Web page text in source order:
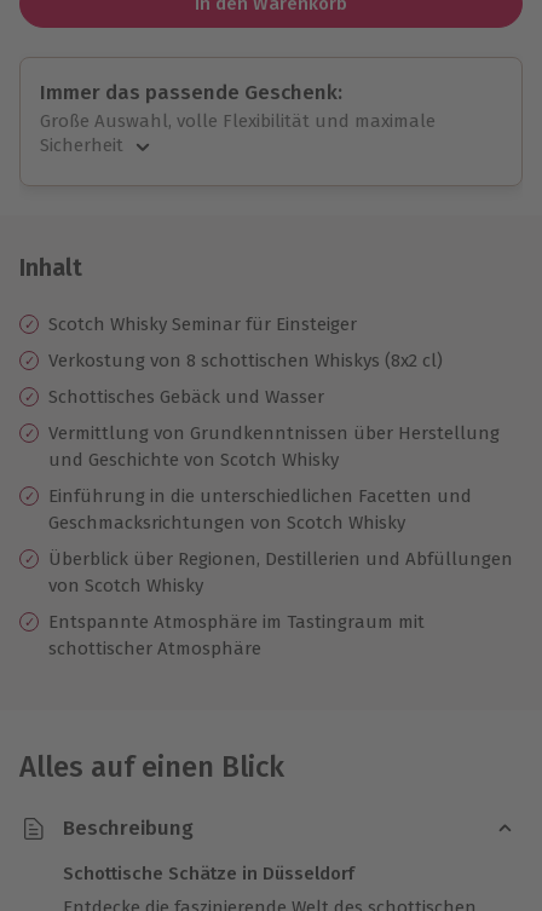
Immer das passende Geschenk:
Große Auswahl, volle Flexibilität und maximale
Sicherheit
Jeder Gutschein für alle Erlebnisse einlösbar.
10 Jahre gültig & verlängerbar.
Inhalt
Scotch Whisky Seminar für Einsteiger
Verkostung von 8 schottischen Whiskys (8x2 cl)
Schottisches Gebäck und Wasser
Vermittlung von Grundkenntnissen über Herstellung
und Geschichte von Scotch Whisky
Einführung in die unterschiedlichen Facetten und
Geschmacksrichtungen von Scotch Whisky
Überblick über Regionen, Destillerien und Abfüllungen
von Scotch Whisky
Entspannte Atmosphäre im Tastingraum mit
schottischer Atmosphäre
Alles auf einen Blick
Beschreibung
Schottische Schätze in Düsseldorf